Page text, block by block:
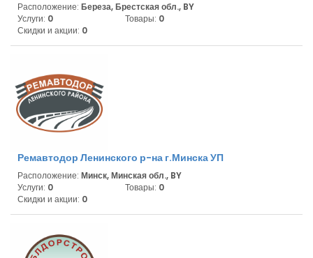
Расположение: Береза, Брестская обл., BY
Услуги: 0 Товары: 0
Скидки и акции: 0
Ремавтодор Ленинского р-на г.Минска УП
Расположение: Минск, Минская обл., BY
Услуги: 0 Товары: 0
Скидки и акции: 0